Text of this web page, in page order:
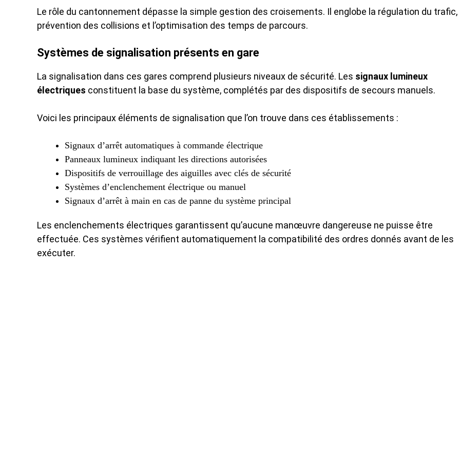
Le rôle du cantonnement dépasse la simple gestion des croisements. Il englobe la régulation du trafic,
prévention des collisions et l’optimisation des temps de parcours.
Systèmes de signalisation présents en gare
La signalisation dans ces gares comprend plusieurs niveaux de sécurité. Les signaux lumineux
électriques constituent la base du système, complétés par des dispositifs de secours manuels.
Voici les principaux éléments de signalisation que l’on trouve dans ces établissements :
Signaux d’arrêt automatiques à commande électrique
Panneaux lumineux indiquant les directions autorisées
Dispositifs de verrouillage des aiguilles avec clés de sécurité
Systèmes d’enclenchement électrique ou manuel
Signaux d’arrêt à main en cas de panne du système principal
Les enclenchements électriques garantissent qu’aucune manœuvre dangereuse ne puisse être
effectuée. Ces systèmes vérifient automatiquement la compatibilité des ordres donnés avant de les
exécuter.